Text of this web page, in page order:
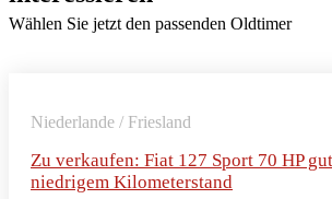
Wählen Sie jetzt den passenden Oldtimer
Niederlande / Friesland
Zu verkaufen: Fiat 127 Sport 70 HP
niedrigem Kilometerstand